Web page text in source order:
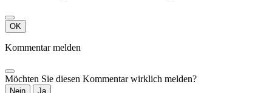
OK
Kommentar melden
Möchten Sie diesen Kommentar wirklich melden?
Nein Ja